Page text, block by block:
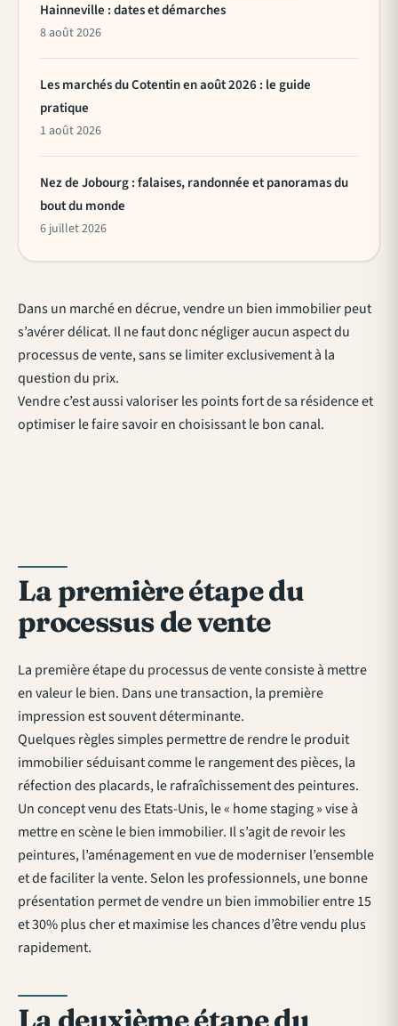
Dans un marché en décrue, vendre un bien immobilier peut
s’avérer délicat. Il ne faut donc négliger aucun aspect du
processus de vente, sans se limiter exclusivement à la
question du prix.
Vendre c’est aussi valoriser les points fort de sa résidence et
optimiser le faire savoir en choisissant le bon canal.
La première étape du
processus de vente
La première étape du processus de vente consiste à mettre
en valeur le bien. Dans une transaction, la première
impression est souvent déterminante.
Quelques règles simples permettre de rendre le produit
immobilier séduisant comme le rangement des pièces, la
réfection des placards, le rafraîchissement des peintures.
Un concept venu des Etats-Unis, le « home staging » vise à
mettre en scène le bien immobilier. Il s’agit de revoir les
peintures, l’aménagement en vue de moderniser l’ensemble
et de faciliter la vente. Selon les professionnels, une bonne
présentation permet de vendre un bien immobilier entre 15
et 30% plus cher et maximise les chances d’être vendu plus
rapidement.
Hainneville : dates et démarches
8 août 2026
Les marchés du Cotentin en août 2026 : le guide
pratique
1 août 2026
Nez de Jobourg : falaises, randonnée et panoramas du
bout du monde
6 juillet 2026